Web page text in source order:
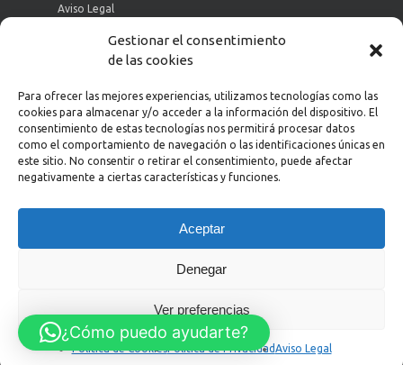
Gestionar el consentimiento
de las cookies
Para ofrecer las mejores experiencias, utilizamos tecnologías como las
cookies para almacenar y/o acceder a la información del dispositivo. El
consentimiento de estas tecnologías nos permitirá procesar datos
como el comportamiento de navegación o las identificaciones únicas en
este sitio. No consentir o retirar el consentimiento, puede afectar
negativamente a ciertas características y funciones.
Aceptar
Denegar
Ver preferencias
Política de CookiesPolítica de PrivacidadAviso Legal
Aviso Legal
Política de Cookies
Política de Privacidad
Política de Privacidad en Redes Sociales
© 2026 Expomoto del Cantábrico -Concesionario
facebookinstagram
¿Cómo puedo ayudarte?